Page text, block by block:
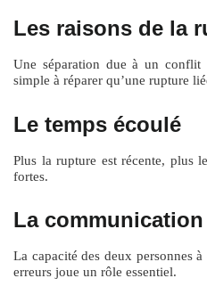
Les raisons de la
Une séparation due à un conflit
simple à réparer qu’une rupture
Le temps écoulé
Plus la rupture est récente, plus
fortes.
La communication
La capacité des deux personnes
erreurs joue un rôle essentiel.